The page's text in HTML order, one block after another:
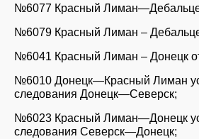
№6077 Красный
№6079 Красный Лиман –
№6041 Красный Лиман – Донецк
№6010 Донецк—Красный Лиман
следования Донецк—Северск;
№6023 Красный Лиман—Донецк
следования Северск—Донецк;